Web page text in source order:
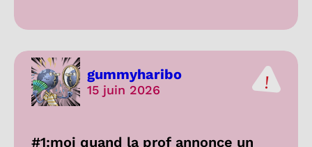
gummyharibo
15 juin 2026
#1:moi quand la prof annonce un